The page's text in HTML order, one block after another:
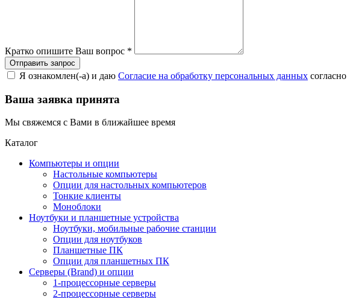
Кратко опишите Ваш вопрос *
Я ознакомлен(-а) и даю Согласие на обработку персональных данных согласно
Ваша заявка принята
Мы свяжемся с Вами в ближайшее время
Каталог
Компьютеры и опции
Настольные компьютеры
Опции для настольных компьютеров
Тонкие клиенты
Моноблоки
Ноутбуки и планшетные устройства
Ноутбуки, мобильные рабочие станции
Опции для ноутбуков
Планшетные ПК
Опции для планшетных ПК
Серверы (Brand) и опции
1-процессорные серверы
2-процессорные серверы